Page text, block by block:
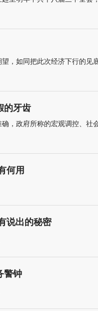
，如同把此次经济下行的见
的牙齿
，政府所称的宏观调控、社
何用
说出的秘密
警钟